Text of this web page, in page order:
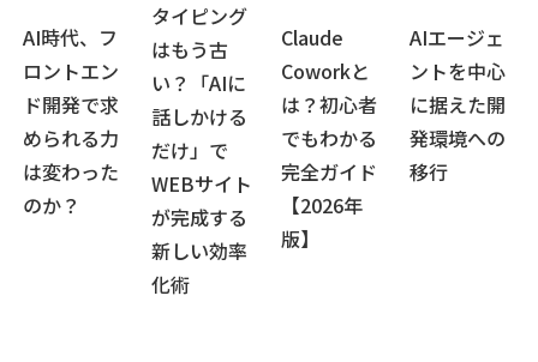
AI時代、フ
ロントエン
ド開発で求
められる力
は変わった
のか？
タイピング
はもう古
い？「AIに
話しかける
だけ」で
WEBサイト
が完成する
新しい効率
化術
Claude
Coworkと
は？初心者
でもわかる
完全ガイド
【2026年
版】
AIエージェ
ントを中心
に据えた開
発環境への
移行